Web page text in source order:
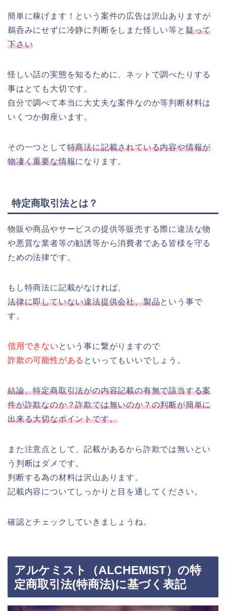
簡単に稼げます！という案件の広告は沢山ありますが
鵜呑みにせずに冷静に判断をしまた怪しい等と 疑って
下さい
怪しい話の実態を知るために、ネットで調べたりする
事はとても大切です。
自分で調べて本当に大丈夫な案件なのか等判断材料は
いくつか御座います。
その一つとして特商法に記載されている内容や情報が
物凄く重要な情報になります。
特定商取引法とは？
物販や商品やサービスの提供等販売する際に違法な物
や悪質な業者等の勧誘等から消費者である皆様を守る
ための法律です。
もし特商法に記載がなければ、
法律に即していない違法提供会社、製品という事で
す。
信用できないという事に繋がりますので
詐欺の可能性がある といってもいいでしょう。
結論、特定商取引法がの内容記載の有無で該当する案
件が詐欺なのか？詐欺では無いのか？の判断が簡単に
出来る大切なポイントです。
また注意点として、記載があるから詐欺では無いとい
う判断はダメです。
判断する為の材料は沢山あります。
記載内容についてしっかりと目を通してください。
確認とチェックしていきましょうね。
アルケミスト（ALCHEMIST）の特
定商取引法(特商法)に基づく表記